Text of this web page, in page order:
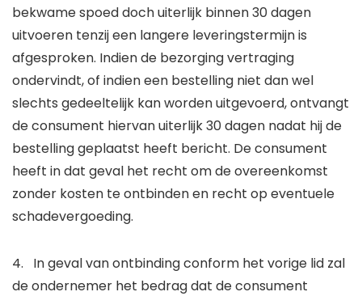
bekwame spoed doch uiterlijk binnen 30 dagen
uitvoeren tenzij een langere leveringstermijn is
afgesproken. Indien de bezorging vertraging
ondervindt, of indien een bestelling niet dan wel
slechts gedeeltelijk kan worden uitgevoerd, ontvangt
de consument hiervan uiterlijk 30 dagen nadat hij de
bestelling geplaatst heeft bericht. De consument
heeft in dat geval het recht om de overeenkomst
zonder kosten te ontbinden en recht op eventuele
schadevergoeding.
4. In geval van ontbinding conform het vorige lid zal
de ondernemer het bedrag dat de consument